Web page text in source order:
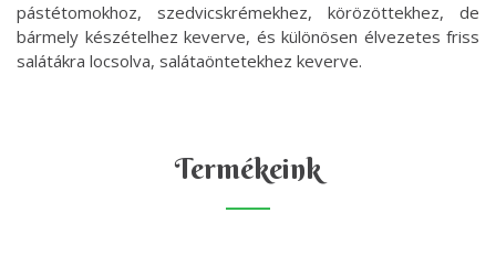
pástétomokhoz, szedvicskrémekhez, körözöttekhez, de
bármely készételhez keverve, és különösen élvezetes friss
salátákra locsolva, salátaöntetekhez keverve.
Termékeink